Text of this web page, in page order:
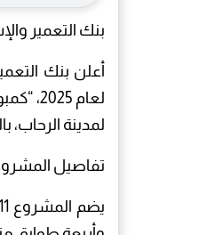
بنك التعمير والإسكان
أعلن بنك
لمدينة الرحاب،
تفاصيل